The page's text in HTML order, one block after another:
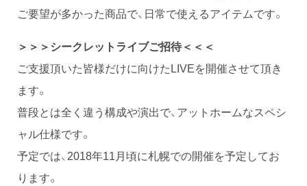
ご要望が多かった商品で、日常で使えるアイテムです。
＞＞＞シークレットライブご招待＜＜＜
ご支援頂いた皆様だけに向けたLIVEを開催させて頂き
ます。
普段とは全く違う構成や演出で、アットホームなスペシ
ャル仕様です。
予定では、2018年11月頃に札幌での開催を予定してお
ります。